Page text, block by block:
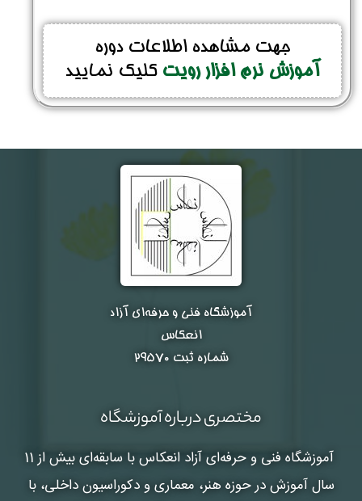
جهت مشاهده اطلاعات دوره
آموزش نرم افزار رویت کلیک نمایید
آموزشگاه فنی و حرفه‌ای آزاد
انعکاس
شماره ثبت ۲۹۵۷۰
مختصری درباره آموزشگاه
آموزشگاه فنی و حرفه‌ای آزاد انعکاس
با سابقه‌ای بیش از 11
سال آموزش در حوزه هنر، معماری و دکوراسیون داخلی، با